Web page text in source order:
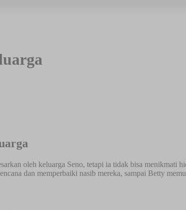
oleh keluarga Seno, tetapi ia tidak bisa menikmati
dan memperbaiki nasib mereka, sampai Betty